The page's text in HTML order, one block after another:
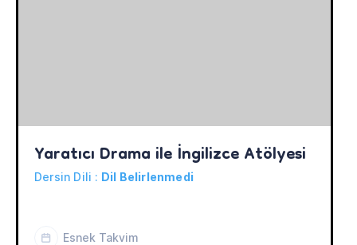
Yaratıcı Drama ile İngilizce Atölyesi
Dersin Dili : Dil Belirlenmedi
Esnek Takvim